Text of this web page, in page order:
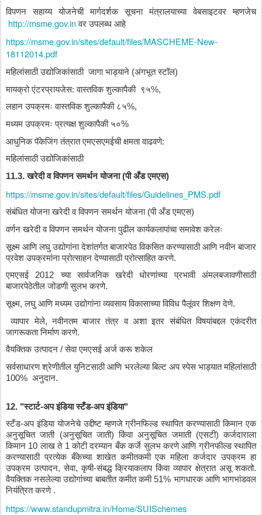
विपणन
सहाय्य योजनेची मार्गदर्शक सूचना मंत्रालयाच्या वेबसाइटवर म्हणजेच
http://msme.gov.in वर उपलब्ध आहे
https://msme.gov.in/sites/default/files/MASCHEME-New-
18112014.pdf
महिलांसाठी उद्योजिकांसाठी जागा भाड्याने (अंगभूत स्टॉल)
मायक्रो एंटरप्रायजेस: वास्तविक शुल्कापैकी ९५%,
लहान उपक्रमः वास्तविक शुल्कापैकी ८५%,
मध्यम उपक्रमः प्रत्यक्ष शुल्कापैकी ५०%
आधुनिक पॅकेजिंग तंत्रात एमएसएमईची क्षमता वाढवणे:
महिलांसाठी उद्योजिकांसाठी
11.3. खरेदी व विपणन समर्थन योजना (पी अँड एमएस)
https://msme.gov.in/sites/default/files/Guidelines_PMS.pdf
संबंधित योजना खरेदी व विपणन समर्थन योजना (पी अँड एमएस)
वर्णन खरेदी व विपणन समर्थन योजना पुढील कार्यकलापांचा समावेश करेलः
सूक्ष्म आणि लघु उद्योगांना देशांतर्गत बाजारपेठ विकसित करण्यासाठी आणि नवीन बाजार
प्रवेश उपक्रमांना प्रोत्साहन देण्यासाठी प्रोत्साहित करणे.
एमएसई 2012 च्या सार्वजनिक खरेदी धोरणांच्या प्रभावी
अंमलबजावणीसाठी
बाजारपेठेतील जोडणी सुलभ करणे.
सूक्ष्म, लघु आणि मध्यम उद्योगांना व्यवसाय विकासाच्या विविध पैलूंवर शिक्षण देणे.
व्यापार मेले, नवीनतम बाजार तंत्र व अशा इतर संबंधित विषयांबद्दल एकंदरीत
जागरूकता निर्माण करणे.
वैयक्तिक उत्पादन / सेवा एमएसई अर्ज करू शकेल
सर्वसाधारण श्रेणीतील युनिटसाठी आणि भरलेल्या बिल्ट अप स्पेस भाड्यात महिलांसाठी
100% अनुदान.
12. "स्टार्ट-अप इंडिया स्टँड-अप इंडिया"
स्टँड-अप इंडिया योजनेचे उद्दीष्ट म्हणजे ग्रीनफिल्ड स्थापित करण्यासाठी किमान एक
अनुसूचित जाती (अनुसूचित जाती) किंवा अनुसूचित जमाती (एसटी) कर्जदाराला
किमान 10 लाख ते 1 कोटी दरम्यान बँक कर्जे सुलभ करणे आणि ग्रीनफील्ड स्थापित
करण्यासाठी प्रत्येक बँकेच्या शाखेत कमीतकमी एक महिला कर्जदार उपक्रम हा
उपक्रम उत्पादन, सेवा, कृषी-संबद्ध क्रियाकलाप किंवा व्यापार क्षेत्रात असू शकतो
वैयक्तिक नसलेल्या उद्योगांच्या बाबतीत कमीत कमी 51% भागधारक आणि भागभांडवल
नियंत्रित करणे .
https://www.standupmitra.in/Home/SUISchemes